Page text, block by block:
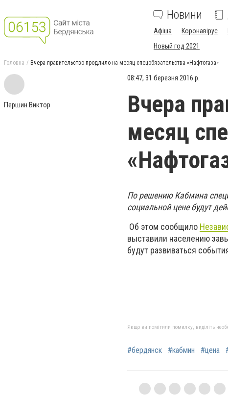
Новини
Афіша Коронавірус
Новый год 2021
Головна Вчера правительство продлило на месяц спецобязательства «Нафтогаза»
Першин Виктор
08:47, 31 березня 2016 р.
Вчера
месяц
По решению Кабмина
социальной цене будут
Об этом сообщило
выставили населению
будут развиваться
Якщо ви помітили помилку, виділіть
#бердянск #кабмин #цена